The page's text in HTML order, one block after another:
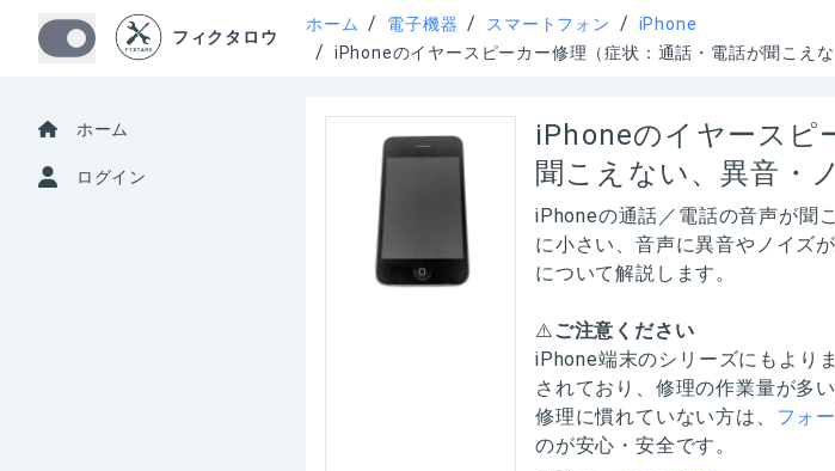
ホーム
ログイン
フィクタロウ
ホーム / 電子機器 / スマートフォン / iPhone
/ iPhoneのイヤースピーカー修理（症状：通話・電話が聞こえな
iPhoneのイヤースピ
聞こえない、異音・
iPhoneの通話／電話の音声が聞
に小さい、音声に異音やノイズ
について解説します。
⚠️ ご注意ください
iPhone端末のシリーズにもより
されており、修理の作業量が多い
修理に慣れていない方は、 フォ
のが安心・安全です。